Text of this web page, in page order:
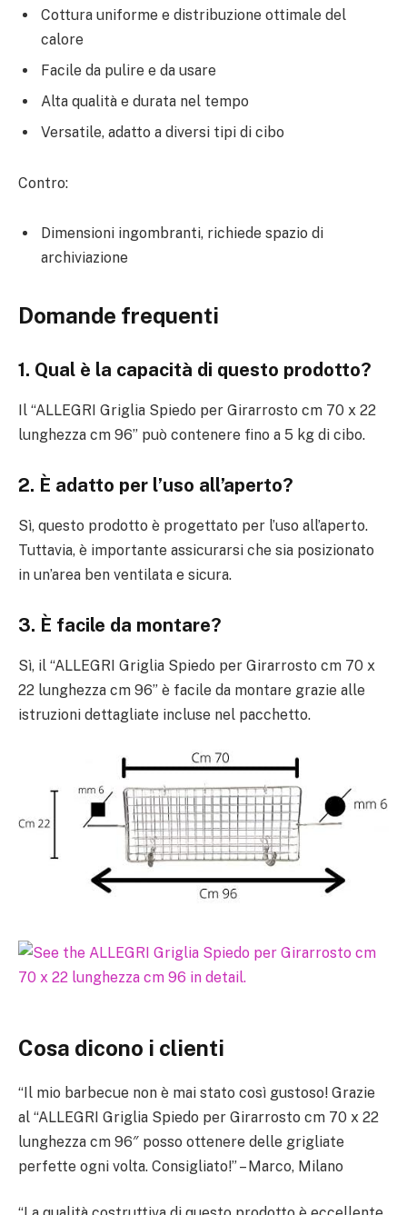
Cottura uniforme e distribuzione ottimale del
calore
Facile da pulire e da usare
Alta qualità e durata nel tempo
Versatile, adatto a diversi tipi di cibo
Contro:
Dimensioni ingombranti, richiede spazio di
archiviazione
Domande frequenti
1. Qual è la capacità di questo prodotto?
Il “ALLEGRI Griglia Spiedo per Girarrosto cm 70 x 22
lunghezza cm 96” può contenere fino a 5 kg di cibo.
2. È adatto per l’uso all’aperto?
Sì, questo prodotto è progettato per l’uso all’aperto.
Tuttavia, è importante assicurarsi che sia posizionato
in un’area ben ventilata e sicura.
3. È facile da montare?
Sì, il “ALLEGRI Griglia Spiedo per Girarrosto cm 70 x
22 lunghezza cm 96” è facile da montare grazie alle
istruzioni dettagliate incluse nel pacchetto.
Cosa dicono i clienti
“Il mio barbecue non è mai stato così gustoso! Grazie
al “ALLEGRI Griglia Spiedo per Girarrosto cm 70 x 22
lunghezza cm 96″ posso ottenere delle grigliate
perfette ogni volta. Consigliato!” – Marco, Milano